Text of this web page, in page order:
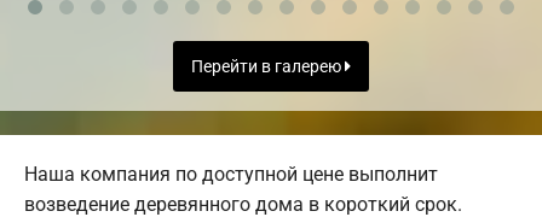
Перейти в галерею
Наша компания по доступной цене выполнит
возведение деревянного дома в короткий срок.